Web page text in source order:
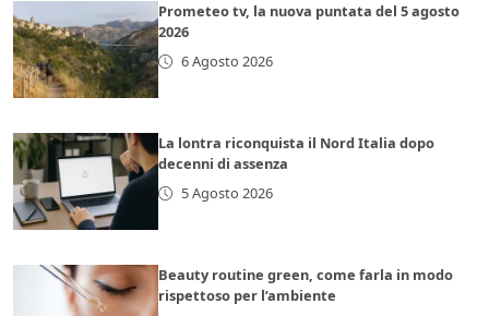
Prometeo tv, la nuova puntata del 5 agosto
2026
6 Agosto 2026
La lontra riconquista il Nord Italia dopo
decenni di assenza
5 Agosto 2026
Beauty routine green, come farla in modo
rispettoso per l’ambiente